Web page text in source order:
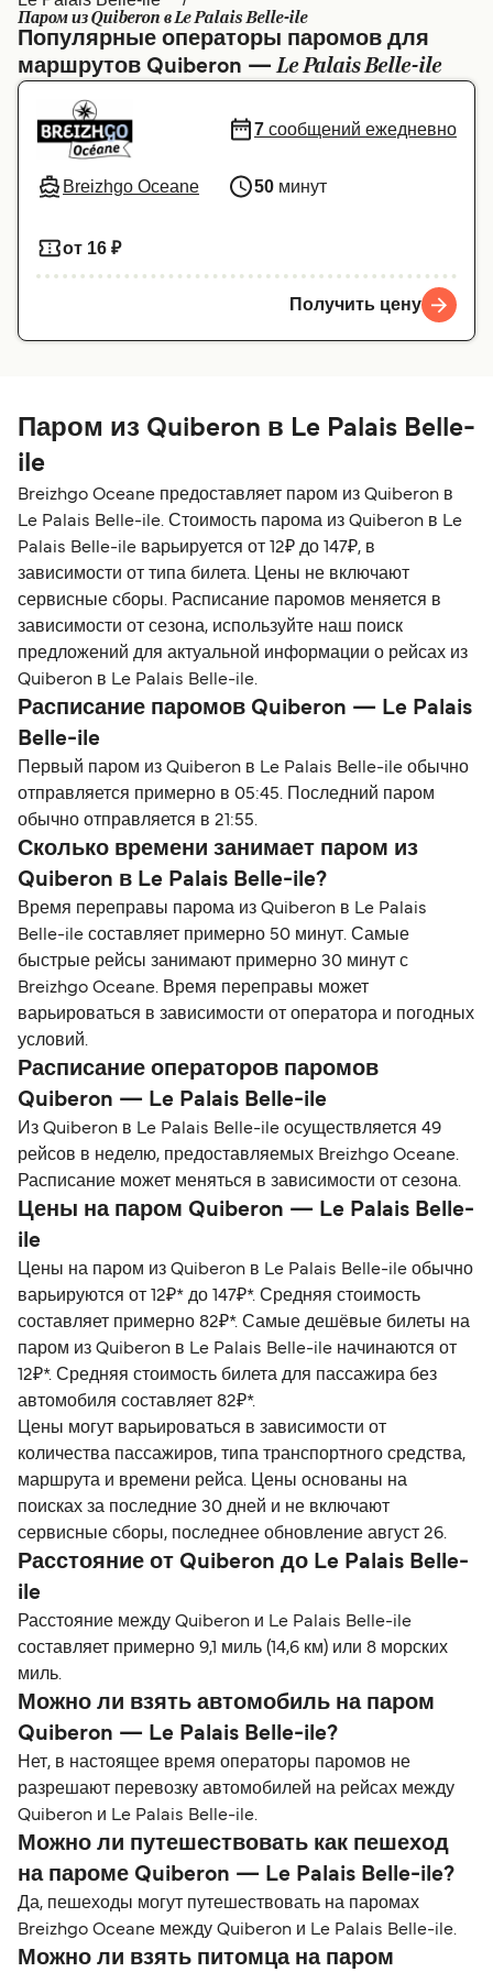
Canada België (NL)
Ελλάδα Belgique (FR)
Polska
Schweiz (DE)
Україна Indonesia
المغرب
Паром из Quiberon в Le Palais Belle-ile
Популярные операторы паромов для
маршрутов Quiberon —Le Palais Belle-ile
Breizhgo Oceane
7 сообщений ежедневно
50 минут
от 16 ₽
Получить цену
Паром из Quiberon в Le Palais Belle-
ile
Breizhgo Oceane предоставляет паром из Quiberon в
Le Palais Belle-ile. Стоимость парома из Quiberon в Le
Palais Belle-ile варьируется от 12₽ до 147₽, в
зависимости от типа билета. Цены не включают
сервисные сборы. Расписание паромов меняется в
зависимости от сезона, используйте наш поиск
предложений для актуальной информации о рейсах из
Quiberon в Le Palais Belle-ile.
Расписание паромов Quiberon — Le Palais
Belle-ile
Первый паром из Quiberon в Le Palais Belle-ile обычно
отправляется примерно в 05:45. Последний паром
обычно отправляется в 21:55.
Сколько времени занимает паром из
Quiberon в Le Palais Belle-ile?
Время переправы парома из Quiberon в Le Palais
Belle-ile составляет примерно 50 минут. Самые
быстрые рейсы занимают примерно 30 минут с
Breizhgo Oceane. Время переправы может
варьироваться в зависимости от оператора и погодных
условий.
Расписание операторов паромов
Quiberon — Le Palais Belle-ile
Из Quiberon в Le Palais Belle-ile осуществляется 49
рейсов в неделю, предоставляемых Breizhgo Oceane.
Расписание может меняться в зависимости от сезона.
Цены на паром Quiberon — Le Palais Belle-
ile
Цены на паром из Quiberon в Le Palais Belle-ile обычно
варьируются от 12₽* до 147₽*. Средняя стоимость
составляет примерно 82₽*. Самые дешёвые билеты на
паром из Quiberon в Le Palais Belle-ile начинаются от
12₽*. Средняя стоимость билета для пассажира без
автомобиля составляет 82₽*.
Цены могут варьироваться в зависимости от
количества пассажиров, типа транспортного средства,
маршрута и времени рейса. Цены основаны на
поисках за последние 30 дней и не включают
сервисные сборы, последнее обновление август 26.
Расстояние от Quiberon до Le Palais Belle-
ile
Расстояние между Quiberon и Le Palais Belle-ile
составляет примерно 9,1 миль (14,6 км) или 8 морских
миль.
Можно ли взять автомобиль на паром
Quiberon — Le Palais Belle-ile?
Нет, в настоящее время операторы паромов не
разрешают перевозку автомобилей на рейсах между
Quiberon и Le Palais Belle-ile.
Можно ли путешествовать как пешеход
на пароме Quiberon — Le Palais Belle-ile?
Да, пешеходы могут путешествовать на паромах
Breizhgo Oceane между Quiberon и Le Palais Belle-ile.
Можно ли взять питомца на паром